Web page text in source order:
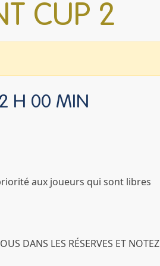
CUP 2
H 00 MIN
aux joueurs qui sont libres
DANS LES RÉSERVES ET NOTEZ